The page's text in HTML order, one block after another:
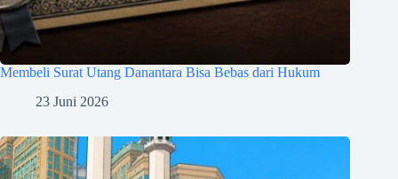
Membeli Surat Utang Danantara Bisa Bebas dari Hukum
23 Juni 2026